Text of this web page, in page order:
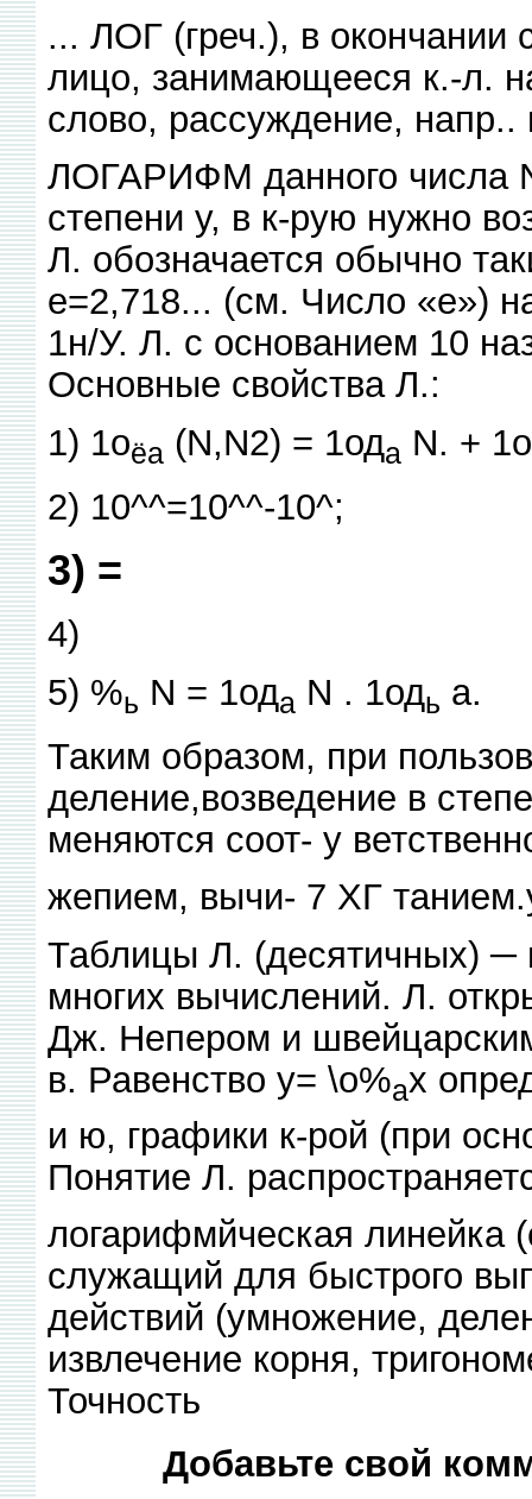
... ЛОГ (греч.), в окончании
лицо, занимающееся к.-л.
слово, рассуждение, напр..
ЛОГАРИФМ данного числа
степени у, в к-рую нужно
Л. обозначается обычно
е=2,718... (см. Число «е»)
1н/У. Л. с основанием 10
Основные свойства Л.:
1) 1оёа (N,N2) = 1ода N. +
2) 10^^=10^^-10^;
3) =
4)
5) %ь N = 1ода N . 1одь а.
Таким образом, при
деление,возведение в
меняются соот- у
жепием, вычи- 7 ХГ
Таблицы Л. (десятичных) ─
многих вычислений. Л.
Дж. Непером и
в. Равенство у= \о%ах
и ю, графики к-рой (при
Понятие Л.
логарифмйческая линейка
служащий для быстрого
действий (умножение,
извлечение корня,
Точность
Добавьте свой